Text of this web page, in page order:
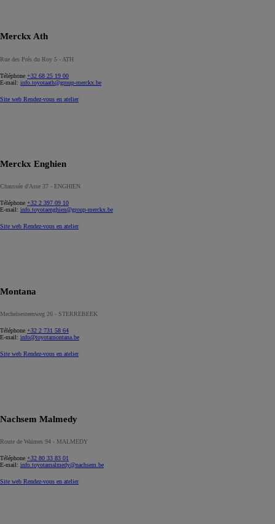
Merckx Ath
Rue des Prés du Roy 5 - ATH
Téléphone +32 68 25 19 00
E-mail: info.toyotaath@group-merckx.be
Site web Rendez-vous en atelier
Merckx Enghien
Chaussée d'Asse 37 - ENGHIEN
Téléphone +32 2 397 09 10
E-mail: info.toyotaenghien@group-merckx.be
Site web Rendez-vous en atelier
Montana
Mechelsesteenweg 26 - STERREBEEK
Téléphone +32 2 731 58 64
E-mail: info@toyotamontana.be
Site web Rendez-vous en atelier
Nachsem Malmedy
Route de Waimes 94 - MALMEDY
Téléphone +32 80 33 83 01
E-mail: info.toyotamalmedy@nachsem.be
Site web Rendez-vous en atelier